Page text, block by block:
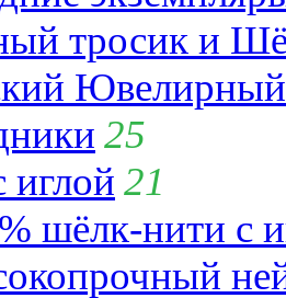
тросик и
25
иглой 21
шёлк-нити с